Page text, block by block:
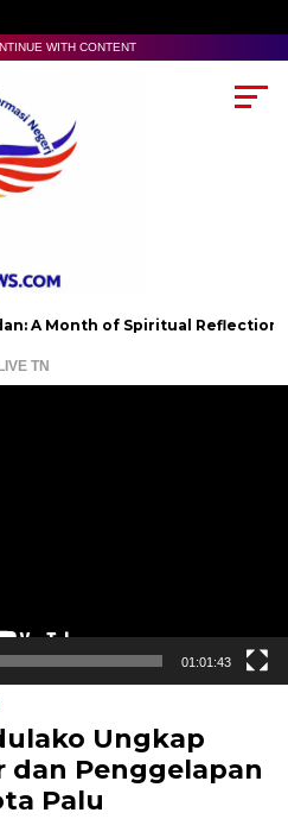
WITH CONTENT
of Spiritual Reflection,
LIVE TN
01:01:43
Ungkap
dan Penggelapan
Palu